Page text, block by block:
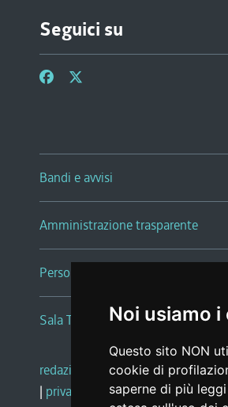
Noi usiamo i
Questo sito NON
cookie di
saperne di più
Seguici su
Bandi e avvisi
Amministrazione trasparente
Persone e Uffici
Sala Tiziano Tessitori
redazione web |note legali |
| privacy
social media policy